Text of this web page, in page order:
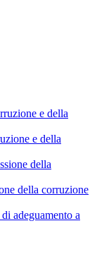
e della
e della
della
della corruzione
adeguamento a